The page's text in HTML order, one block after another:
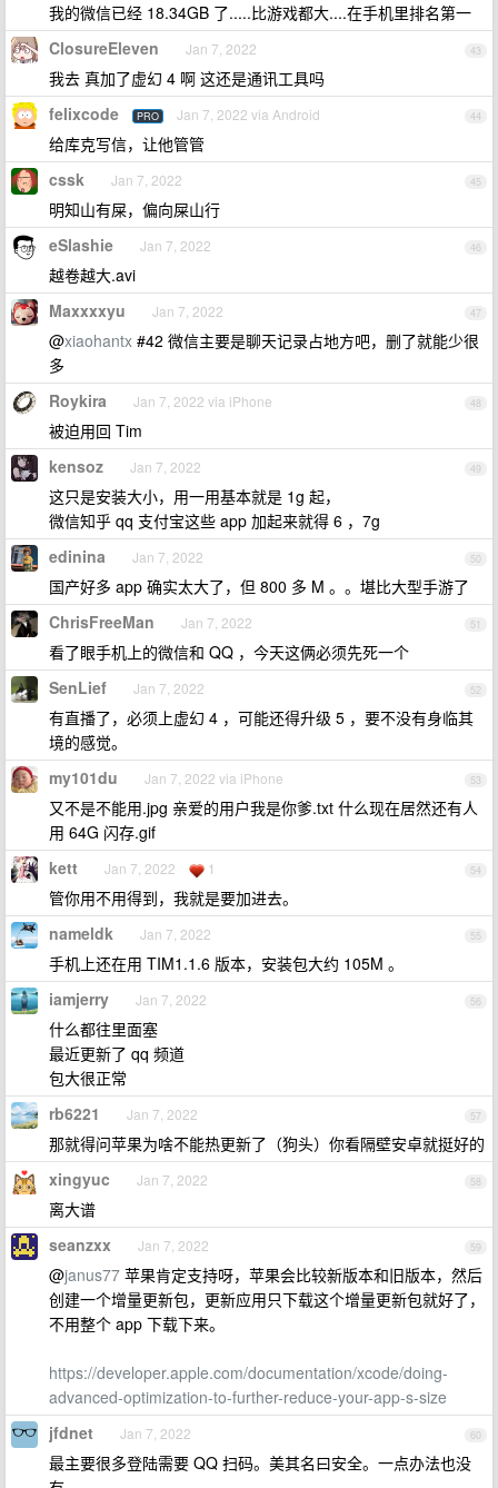
我的微信已经 18.34GB 了.....比游戏都大....在手机里排名第一
43
ClosureEleven Jan 7, 2022
我去 真加了虚幻 4 啊 这还是通讯工具吗
44
felixcode PRO Jan 7, 2022 via Android
给库克写信，让他管管
45
cssk Jan 7, 2022
明知山有屎，偏向屎山行
46
eSlashie Jan 7, 2022
越卷越大.avi
47
Maxxxxyu Jan 7, 2022
@xiaohantx #42 微信主要是聊天记录占地方吧，删了就能少很
多
48
Roykira Jan 7, 2022 via iPhone
被迫用回 Tim
49
kensoz Jan 7, 2022
这只是安装大小，用一用基本就是 1g 起，
微信知乎 qq 支付宝这些 app 加起来就得 6 ，7g
50
edinina Jan 7, 2022
国产好多 app 确实太大了，但 800 多 M 。。堪比大型手游了
51
ChrisFreeMan Jan 7, 2022
看了眼手机上的微信和 QQ ，今天这俩必须先死一个
52
SenLief Jan 7, 2022
有直播了，必须上虚幻 4 ，可能还得升级 5 ，要不没有身临其
境的感觉。
53
my101du Jan 7, 2022 via iPhone
又不是不能用.jpg 亲爱的用户我是你爹.txt 什么现在居然还有人
用 64G 闪存.gif
54
kett Jan 7, 2022 1
管你用不用得到，我就是要加进去。
55
nameldk Jan 7, 2022
手机上还在用 TIM1.1.6 版本，安装包大约 105M 。
56
iamjerry Jan 7, 2022
什么都往里面塞
最近更新了 qq 频道
包大很正常
57
rb6221 Jan 7, 2022
那就得问苹果为啥不能热更新了（狗头）你看隔壁安卓就挺好的
58
xingyuc Jan 7, 2022
离大谱
59
seanzxx Jan 7, 2022
@janus77 苹果肯定支持呀，苹果会比较新版本和旧版本，然后
创建一个增量更新包，更新应用只下载这个增量更新包就好了，
不用整个 app 下载下来。
https://developer.apple.com/documentation/xcode/doing-
advanced-optimization-to-further-reduce-your-app-s-size
60
jfdnet Jan 7, 2022
最主要很多登陆需要 QQ 扫码。美其名曰安全。一点办法也没